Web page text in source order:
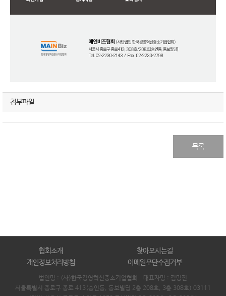
첨부파일
목록
협회소개
찾아오시는길
개인정보처리방침
이메일무단수집거부
법인명 : (사)한국경영혁신중소기업협회 대표자명 : 김명진
서울특별시 종로구 종로 413(숭인동, 동보빌딩 2층 208호, 3층 308호) 03111